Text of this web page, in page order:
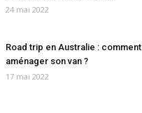
24 mai 2022
Road trip en Australie : comment
aménager son van ?
17 mai 2022